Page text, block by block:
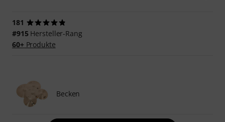
181
#915 Hersteller-Rang
60+Produkte
Becken